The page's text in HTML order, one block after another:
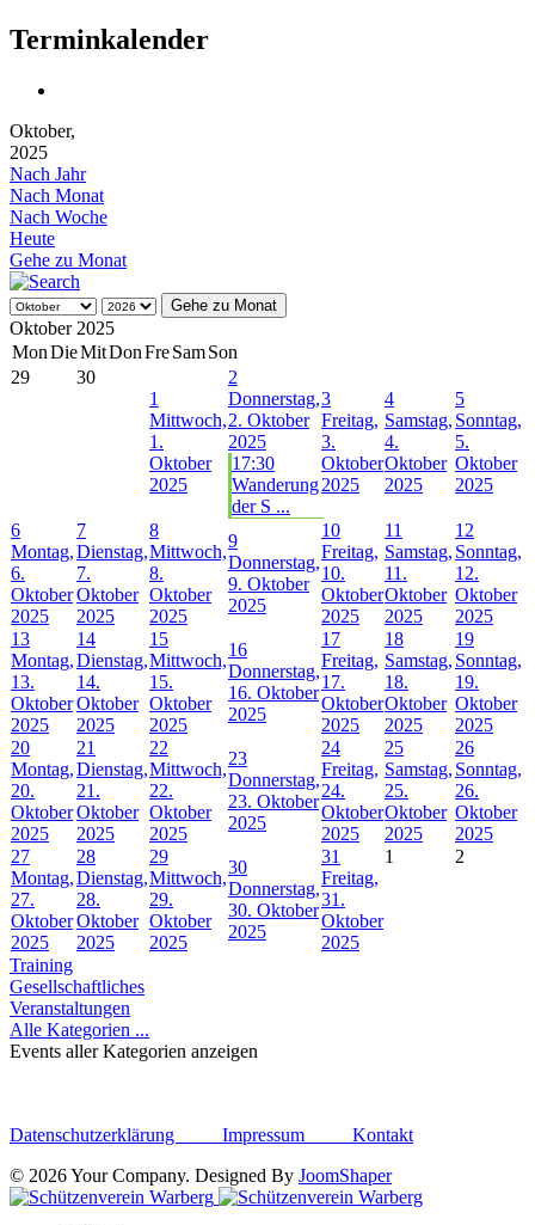
Terminkalender
Oktober,
2025
Nach Jahr
Nach Monat
Nach Woche
Heute
Gehe zu Monat
Gehe zu Monat
Oktober 2025
MonDieMitDonFreSamSon
29
30
1
Mittwoch,
1.
Oktober
2025
2
Donnerstag,
2. Oktober
2025
17:30
Wanderung
der S ...
3
Freitag,
3.
Oktober
2025
4
Samstag,
4.
Oktober
2025
5
Sonntag,
5.
Oktober
2025
6
Montag,
6.
Oktober
2025
7
Dienstag,
7.
Oktober
2025
8
Mittwoch,
8.
Oktober
2025
9
Donnerstag,
9. Oktober
2025
10
Freitag,
10.
Oktober
2025
11
Samstag,
11.
Oktober
2025
12
Sonntag,
12.
Oktober
2025
13
Montag,
13.
Oktober
2025
14
Dienstag,
14.
Oktober
2025
15
Mittwoch,
15.
Oktober
2025
16
Donnerstag,
16. Oktober
2025
17
Freitag,
17.
Oktober
2025
18
Samstag,
18.
Oktober
2025
19
Sonntag,
19.
Oktober
2025
20
Montag,
20.
Oktober
2025
21
Dienstag,
21.
Oktober
2025
22
Mittwoch,
22.
Oktober
2025
23
Donnerstag,
23. Oktober
2025
24
Freitag,
24.
Oktober
2025
25
Samstag,
25.
Oktober
2025
26
Sonntag,
26.
Oktober
2025
27
Montag,
27.
Oktober
2025
28
Dienstag,
28.
Oktober
2025
29
Mittwoch,
29.
Oktober
2025
30
Donnerstag,
30. Oktober
2025
31
Freitag,
31.
Oktober
2025
1 2
Training
Gesellschaftliches
Veranstaltungen
Alle Kategorien ...
Events aller Kategorien anzeigen
Datenschutzerklärung Impressum Kontakt
© 2026 Your Company. Designed By JoomShaper